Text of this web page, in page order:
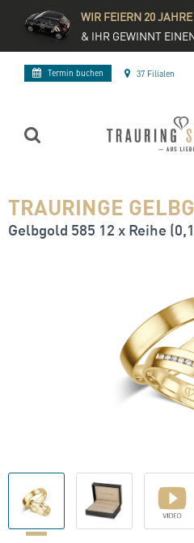
WIR FEIERN 20 JAHRE
& IHR GEWINNT
Termin buchen 37 Filialen
TRAURINGE
Gelbgold 585 12 x Reihe